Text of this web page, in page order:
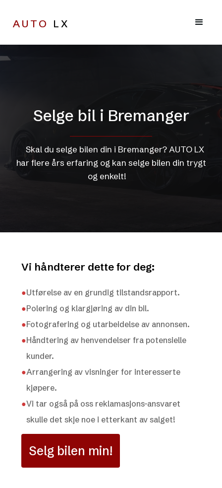
AUTO LX
Selge bil i Bremanger
Skal du selge bilen din i Bremanger? AUTO LX
har flere års erfaring og kan selge bilen din trygt
og enkelt!
Vi håndterer dette for deg:
●Utførelse av en grundig tilstandsrapport.
●Polering og klargjøring av din bil.
●Fotografering og utarbeidelse av annonsen.
●Håndtering av henvendelser fra potensielle
kunder.
●Arrangering av visninger for interesserte
kjøpere.
●Vi tar også på oss reklamasjons-ansvaret
skulle det skje noe i etterkant av salget!
Selg bilen min!